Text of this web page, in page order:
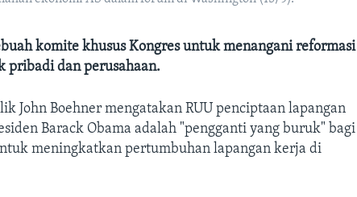
komite khusus Kongres untuk menangani reformasi
pribadi dan perusahaan.
John Boehner mengatakan RUU penciptaan lapangan
Barack Obama adalah "pengganti yang buruk" bagi
meningkatkan pertumbuhan lapangan kerja di